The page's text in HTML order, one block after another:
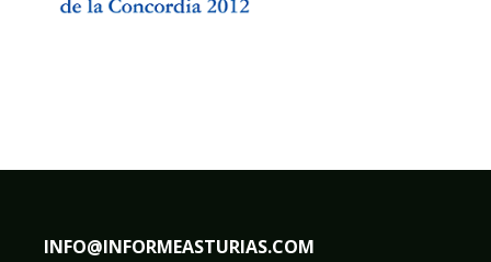
INFO@INFORMEASTURIAS.COM